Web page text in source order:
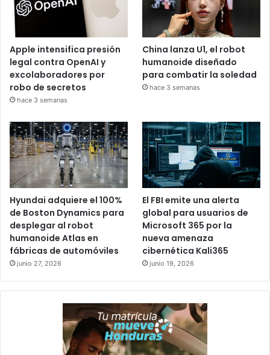
Apple intensifica presión
legal contra OpenAI y
excolaboradores por
robo de secretos
hace 3 semanas
China lanza U1, el robot
humanoide diseñado
para combatir la soledad
hace 3 semanas
Hyundai adquiere el 100%
de Boston Dynamics para
desplegar al robot
humanoide Atlas en
fábricas de automóviles
junio 27, 2026
El FBI emite una alerta
global para usuarios de
Microsoft 365 por la
nueva amenaza
cibernética Kali365
junio 19, 2026